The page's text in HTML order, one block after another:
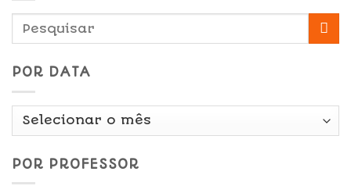
POR DATA
Por
POR PROFESSOR